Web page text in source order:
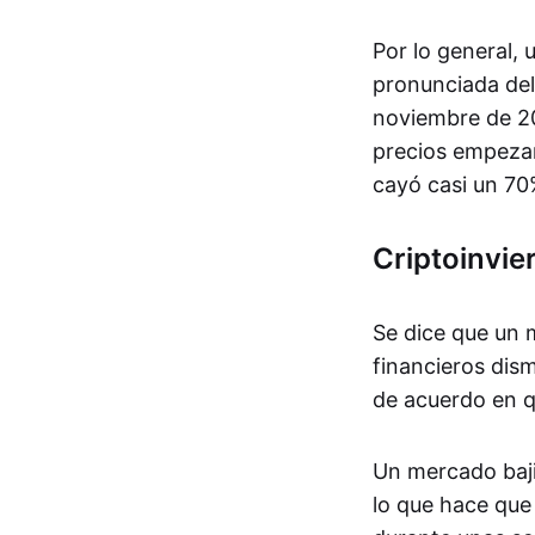
Por lo general,
pronunciada
noviembre de
precios
cayó casi un
Se dice que un
financieros
de acuerdo en
Un mercado
lo que hace